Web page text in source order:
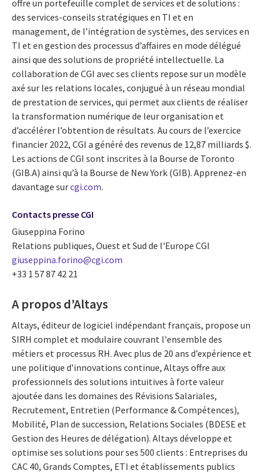
offre un portefeuille complet de services et de solutions :
des services-conseils stratégiques en TI et en
management, de l’intégration de systèmes, des services en
TI et en gestion des processus d’affaires en mode délégué
ainsi que des solutions de propriété intellectuelle. La
collaboration de CGI avec ses clients repose sur un modèle
axé sur les relations locales, conjugué à un réseau mondial
de prestation de services, qui permet aux clients de réaliser
la transformation numérique de leur organisation et
d’accélérer l’obtention de résultats. Au cours de l’exercice
financier 2022, CGI a généré des revenus de 12,87 milliards $.
Les actions de CGI sont inscrites à la Bourse de Toronto
(GIB.A) ainsi qu’à la Bourse de New York (GIB). Apprenez-en
davantage surcgi.com.
Contacts presse CGI
Giuseppina Forino
Relations publiques, Ouest et Sud de l'Europe CGI
giuseppina.forino@cgi.com
+33 1 57 87 42 21
A propos d’Altays
Altays, éditeur de logiciel indépendant français, propose un
SIRH complet et modulaire couvrant l'ensemble des
métiers et processus RH. Avec plus de 20 ans d’expérience et
une politique d’innovations continue, Altays offre aux
professionnels des solutions intuitives à forte valeur
ajoutée dans les domaines des Révisions Salariales,
Recrutement, Entretien (Performance & Compétences),
Mobilité, Plan de succession, Relations Sociales (BDESE et
Gestion des Heures de délégation). Altays développe et
optimise ses solutions pour ses 500 clients : Entreprises du
CAC 40, Grands Comptes, ETI et établissements publics